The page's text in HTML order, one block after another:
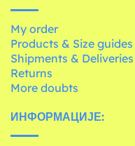
My order
Products & Size guides
Shipments & Deliveries
Returns
More doubts
ИНФОРМАЦИЈЕ: